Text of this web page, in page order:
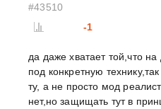
#43510
-1
да даже хватает той,что
под конкретную
ту, а не просто мод
нет,но защищать тут в